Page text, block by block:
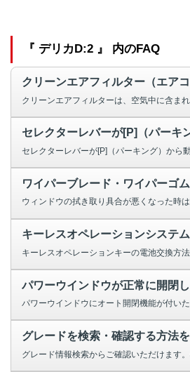
『 デリカD:2 』 内のFAQ
クリーンエアフィルター（エア
セレクターレバーが[P]（パーキ
ワイパーブレード・ワイパーゴ
キーレスオペレーションシステ
パワーウインドウが正常に開閉
グレードを検索・確認する方法